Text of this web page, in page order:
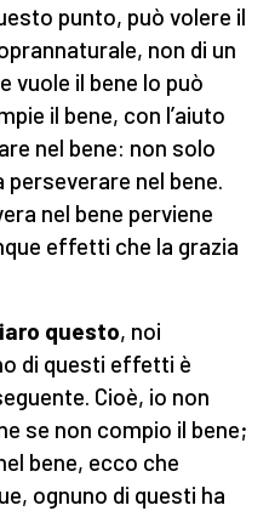
punto, può volere il
non di un
vuole il bene lo può
il bene, con l’aiuto
nel bene: non solo
perseverare nel bene.
nel bene perviene
effetti che la grazia
questo, noi
di questi effetti è
Cioè, io non
se non compio il bene;
bene, ecco che
ognuno di questi ha